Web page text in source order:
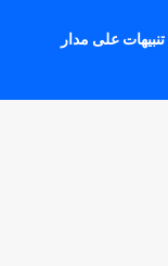
تنبيهات على مدار